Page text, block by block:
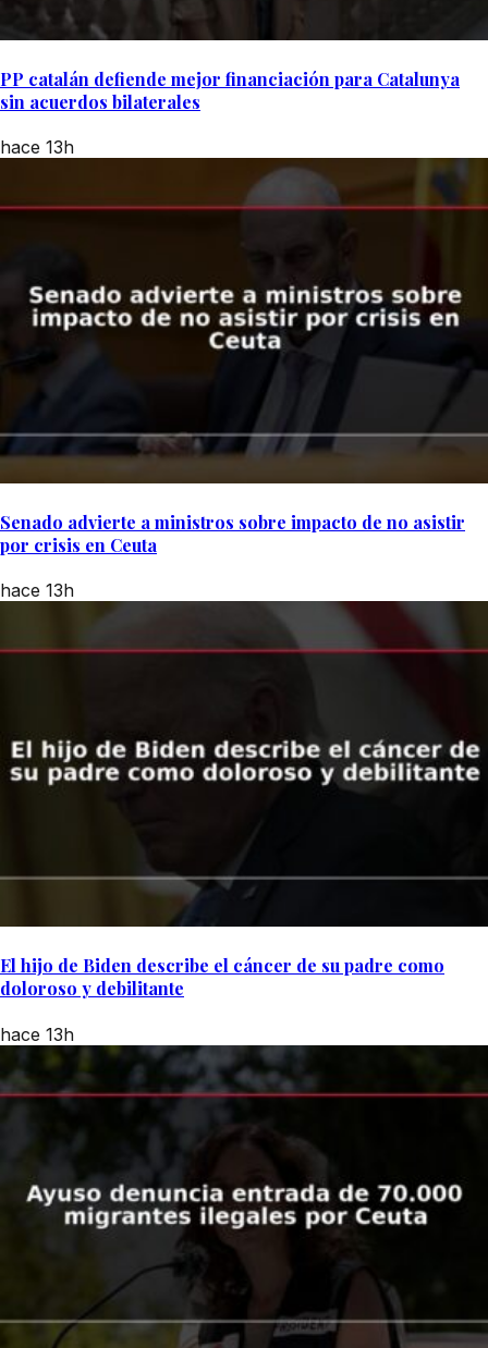
PP catalán defiende mejor financiación para Catalunya
sin acuerdos bilaterales
hace 13h
Senado advierte a ministros sobre impacto de no asistir
por crisis en Ceuta
hace 13h
El hijo de Biden describe el cáncer de su padre como
doloroso y debilitante
hace 13h